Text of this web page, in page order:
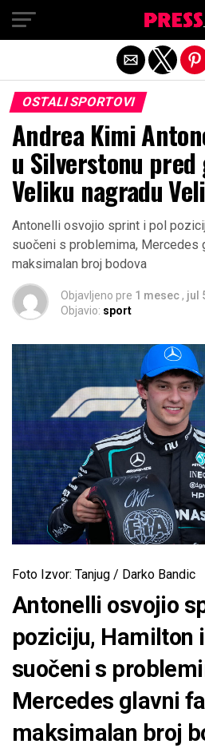
OSTALI SPORTOVI
Andrea Kimi
u Silverstonu
Veliku nagradu
Antonelli osvojio sprint i pol
suočeni s problemima, Mercedes
maksimalan broj bodova
Objavljeno pre 1 mesec , jul
Objavio: sport
Foto Izvor: Tanjug / Darko Bandic
Antonelli osvojio
poziciju, Hamilton
suočeni s
Mercedes glavni
maksimalan broj
Exit mobile